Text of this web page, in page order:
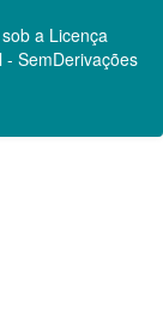
a Licença
SemDerivações